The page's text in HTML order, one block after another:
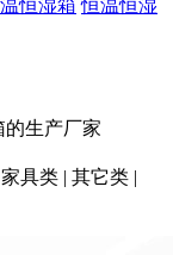
恒湿箱 恒温恒湿
生产厂家
家具类 | 其它类 |